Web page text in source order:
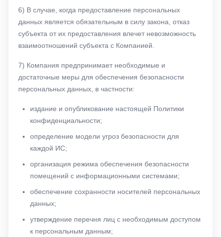
6) В случае, когда предоставление персональных
данных является обязательным в силу закона, отказ
субъекта от их предоставления влечет невозможность
взаимоотношений субъекта с Компанией.
7) Компания предпринимает необходимые и
достаточные меры для обеспечения безопасности
персональных данных, в частности:
издание и опубликование настоящей Политики
конфиденциальности;
определение модели угроз безопасности для
каждой ИС;
организация режима обеспечения безопасности
помещений с информационными системами;
обеспечение сохранности носителей персональных
данных;
утверждение перечня лиц с необходимым доступом
к персональным данным;